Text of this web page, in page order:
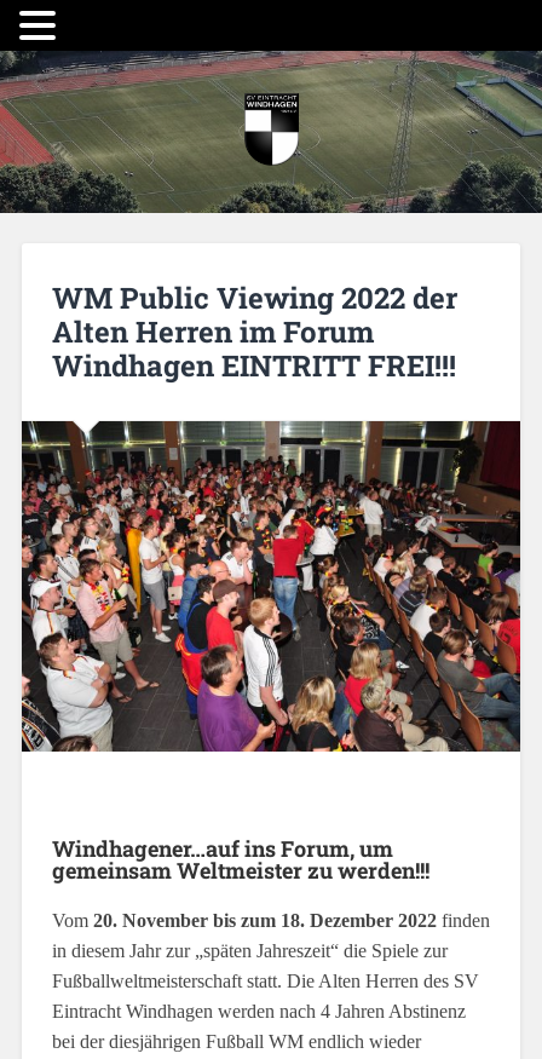
WM Public Viewing 2022 der
Alten Herren im Forum
Windhagen EINTRITT FREI!!!
Windhagener…auf ins Forum, um
gemeinsam Weltmeister zu werden!!!
Vom 20. November bis zum 18. Dezember 2022finden
in diesem Jahr zur „späten Jahreszeit“ die Spiele zur
Fußballweltmeisterschaft statt. Die Alten Herren des SV
Eintracht Windhagen werden nach 4 Jahren Abstinenz
bei der diesjährigen Fußball WM endlich wieder